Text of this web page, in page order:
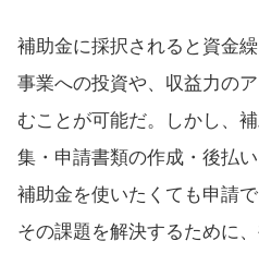
補助金に採択されると資金
事業への投資や、収益力の
むことが可能だ。しかし、
集・申請書類の作成・後払
補助金を使いたくても申請
その課題を解決するために